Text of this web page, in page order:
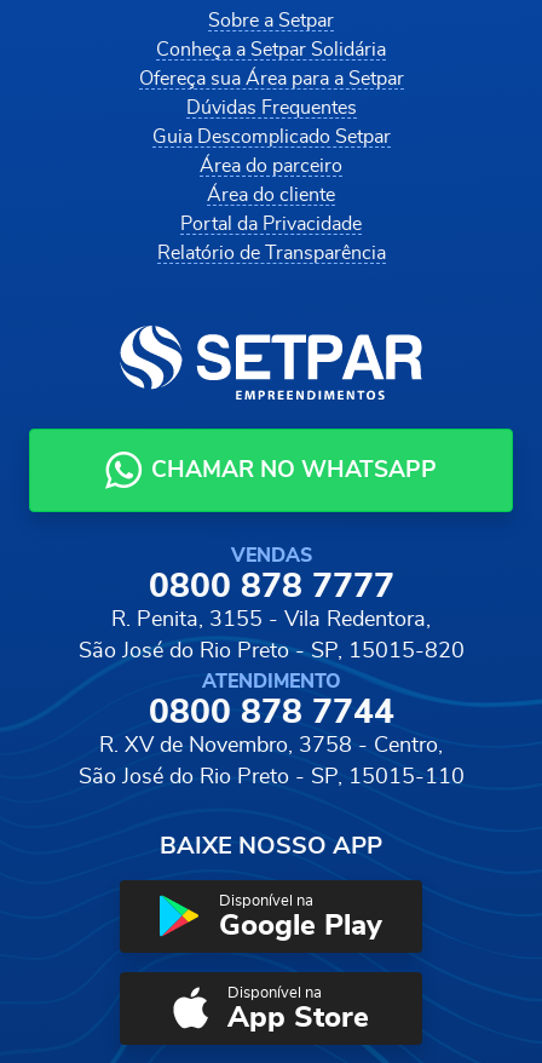
Sobre a Setpar
Conheça a Setpar Solidária
Ofereça sua Área para a Setpar
Dúvidas Frequentes
Guia Descomplicado Setpar
Área do parceiro
Área do cliente
Portal da Privacidade
Relatório de Transparência
CHAMAR NO WHATSAPP
VENDAS
0800 878 7777
R. Penita, 3155 - Vila Redentora,
São José do Rio Preto - SP, 15015-820
ATENDIMENTO
0800 878 7744
R. XV de Novembro, 3758 - Centro,
São José do Rio Preto - SP, 15015-110
BAIXE NOSSO APP
Disponível na
Google Play
Disponível na
App Store